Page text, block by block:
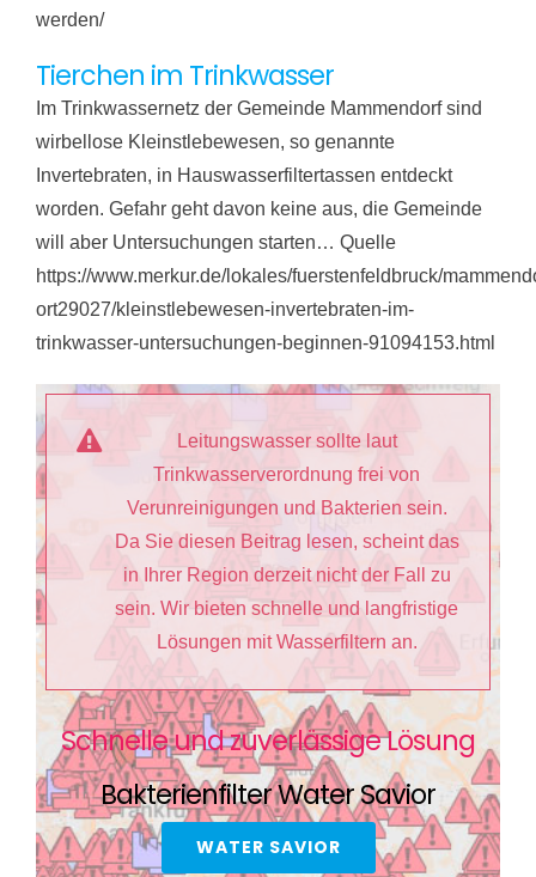
werden/
Tierchen im Trinkwasser
Im Trinkwassernetz der Gemeinde Mammendorf sind
wirbellose Kleinstlebewesen, so genannte
Invertebraten, in Hauswasserfiltertassen entdeckt
worden. Gefahr geht davon keine aus, die Gemeinde
will aber Untersuchungen starten… Quelle
https://www.merkur.de/lokales/fuerstenfeldbruck/
ort29027/kleinstlebewesen-invertebraten-im-
trinkwasser-untersuchungen-beginnen-91094153.html
Leitungswasser sollte laut
Trinkwasserverordnung frei von
Verunreinigungen und Bakterien sein.
Da Sie diesen Beitrag lesen, scheint das
in Ihrer Region derzeit nicht der Fall zu
sein. Wir bieten schnelle und langfristige
Lösungen mit Wasserfiltern an.
Schnelle und zuverlässige Lösung
Bakterienfilter Water Savior
WATER SAVIOR